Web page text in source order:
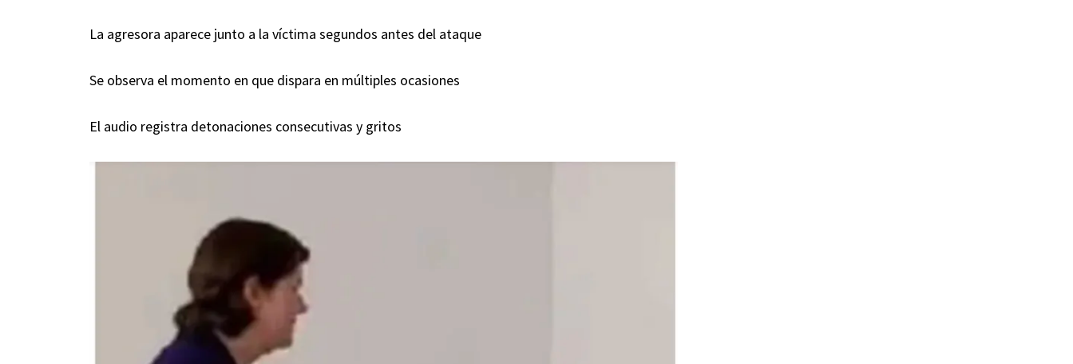
La agresora aparece junto a la víctima segundos antes del ataque
Se observa el momento en que dispara en múltiples ocasiones
El audio registra detonaciones consecutivas y gritos